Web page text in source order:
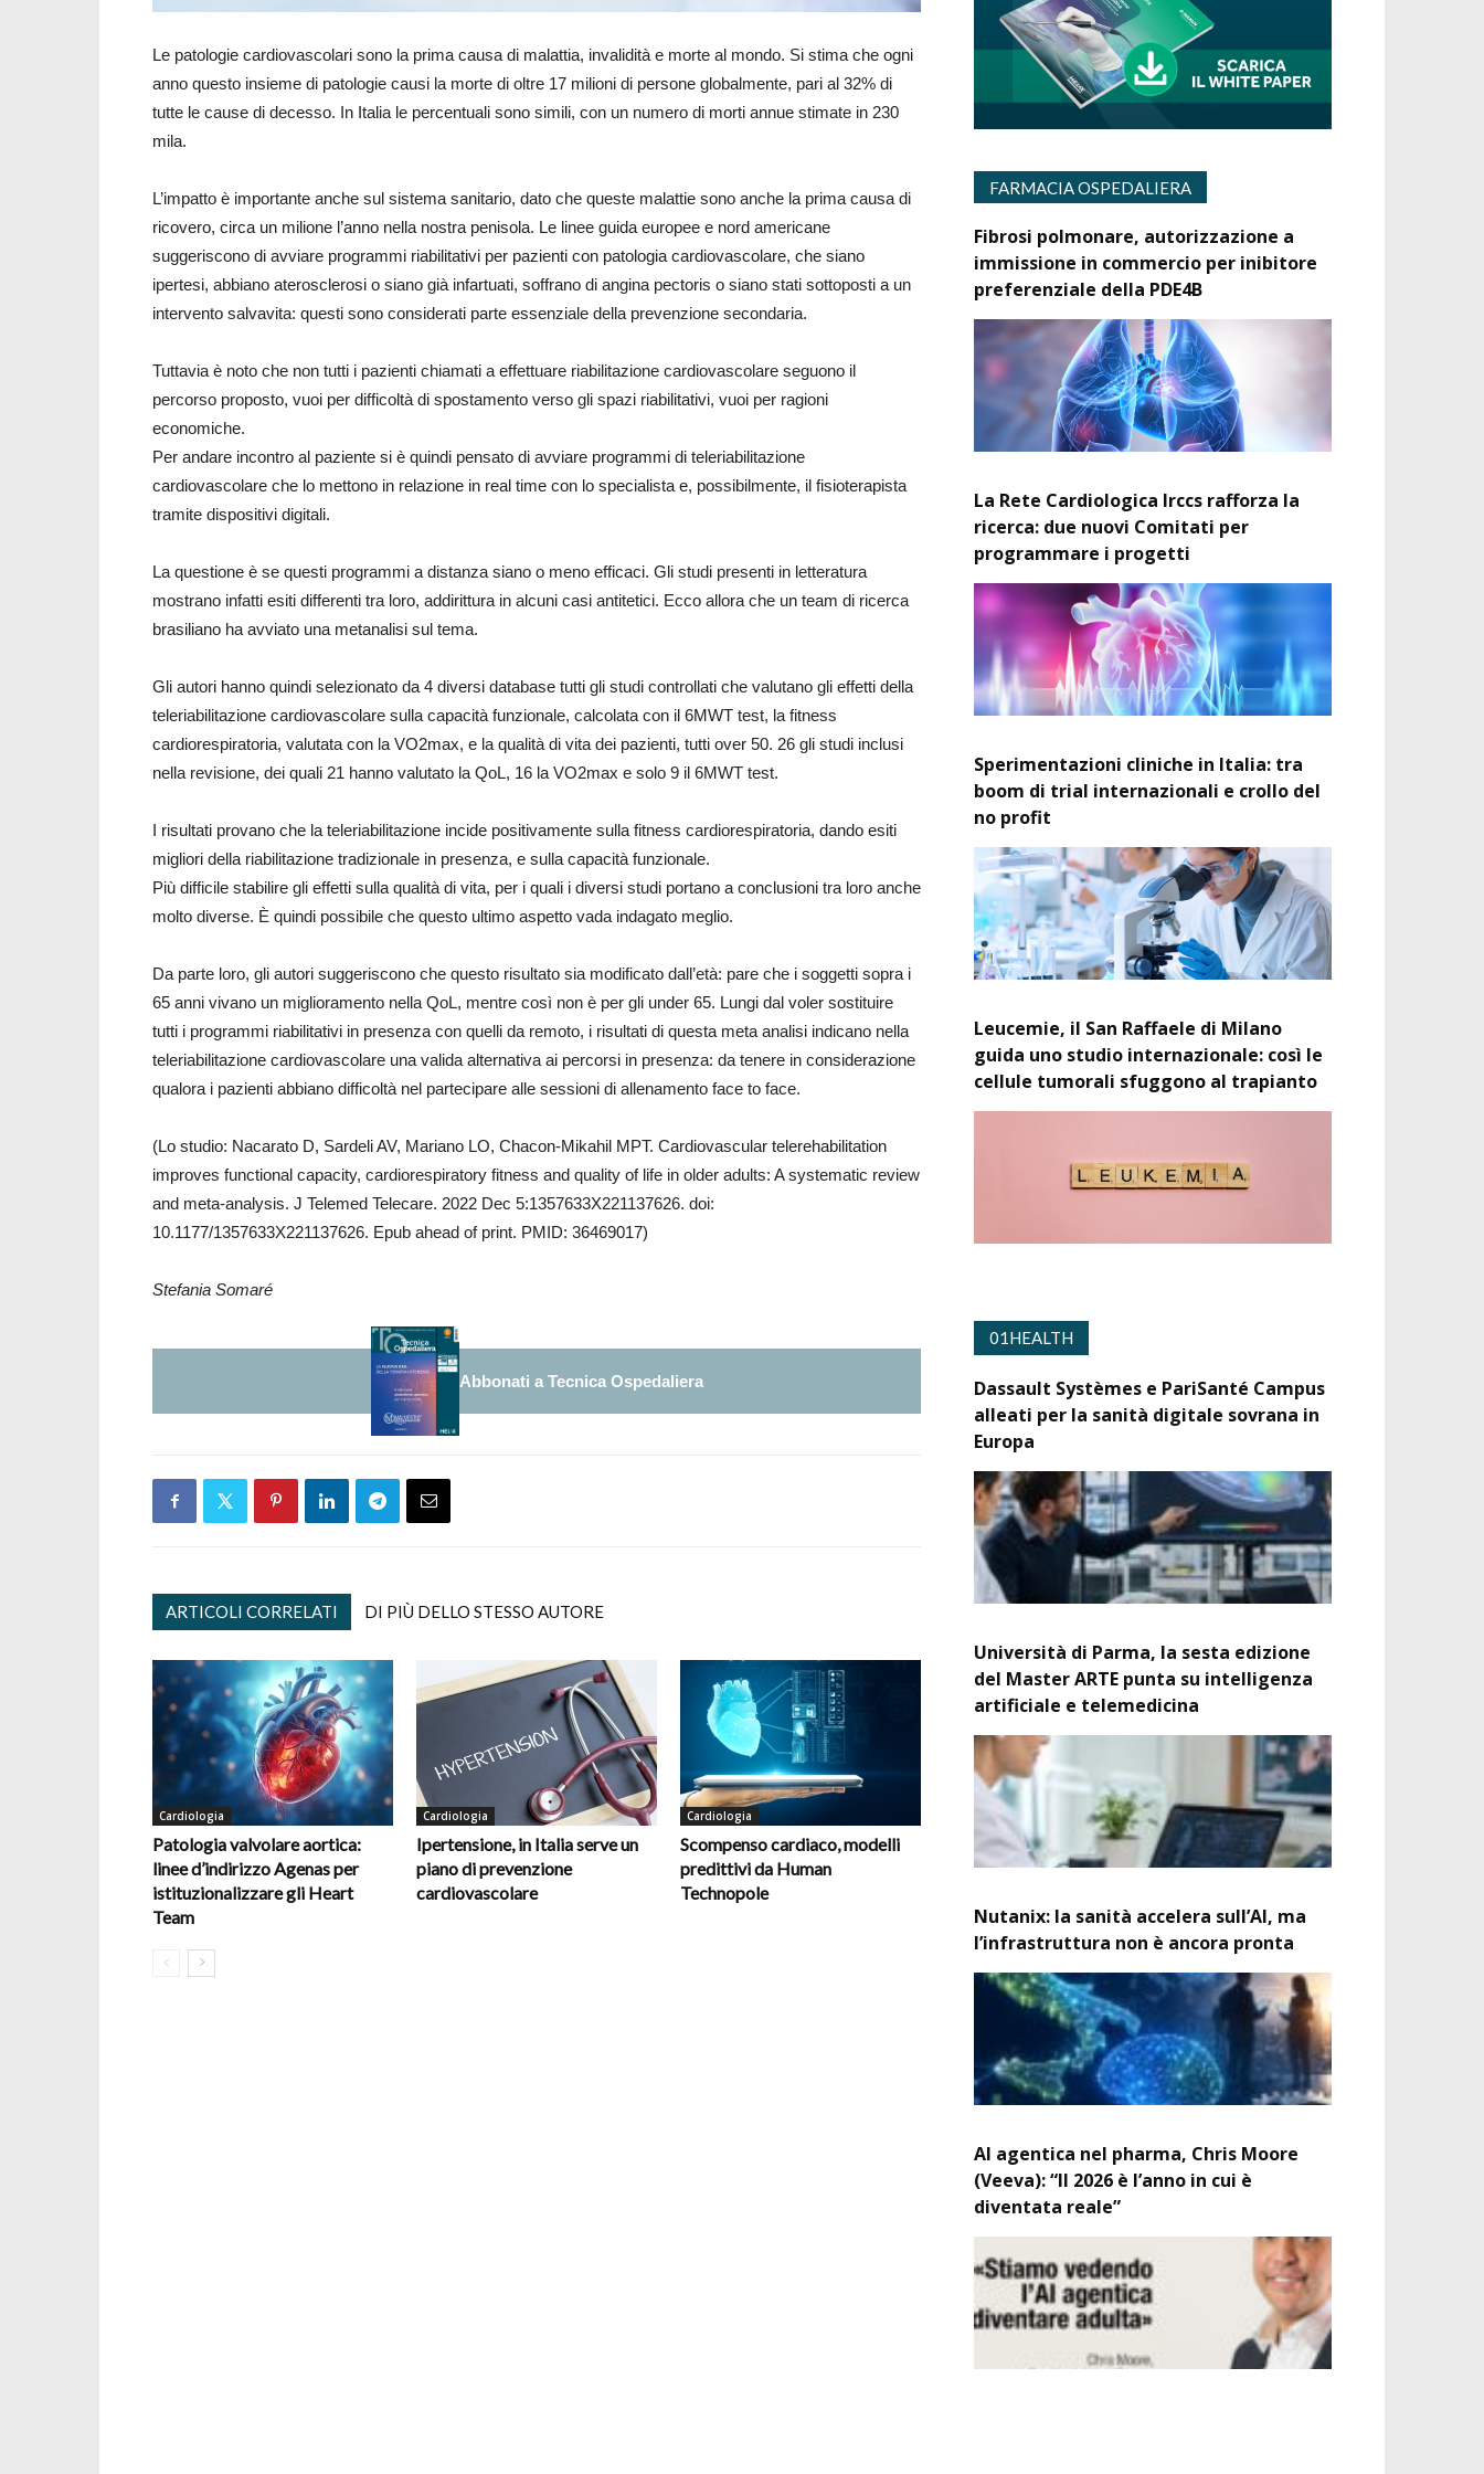
Le patologie cardiovascolari sono la prima causa di malattia, invalidità e morte al mondo. Si stima che ogni
anno questo insieme di patologie causi la morte di oltre 17 milioni di persone globalmente, pari al 32% di
tutte le cause di decesso. In Italia le percentuali sono simili, con un numero di morti annue stimate in 230
mila.
L’impatto è importante anche sul sistema sanitario, dato che queste malattie sono anche la prima causa di
ricovero, circa un milione l’anno nella nostra penisola. Le linee guida europee e nord americane
suggeriscono di avviare programmi riabilitativi per pazienti con patologia cardiovascolare, che siano
ipertesi, abbiano aterosclerosi o siano già infartuati, soffrano di angina pectoris o siano stati sottoposti a un
intervento salvavita: questi sono considerati parte essenziale della prevenzione secondaria.
Tuttavia è noto che non tutti i pazienti chiamati a effettuare riabilitazione cardiovascolare seguono il
percorso proposto, vuoi per difficoltà di spostamento verso gli spazi riabilitativi, vuoi per ragioni
economiche.
Per andare incontro al paziente si è quindi pensato di avviare programmi di teleriabilitazione
cardiovascolare che lo mettono in relazione in real time con lo specialista e, possibilmente, il fisioterapista
tramite dispositivi digitali.
La questione è se questi programmi a distanza siano o meno efficaci. Gli studi presenti in letteratura
mostrano infatti esiti differenti tra loro, addirittura in alcuni casi antitetici. Ecco allora che un team di ricerca
brasiliano ha avviato una metanalisi sul tema.
Gli autori hanno quindi selezionato da 4 diversi database tutti gli studi controllati che valutano gli effetti della
teleriabilitazione cardiovascolare sulla capacità funzionale, calcolata con il 6MWT test, la fitness
cardiorespiratoria, valutata con la VO2max, e la qualità di vita dei pazienti, tutti over 50. 26 gli studi inclusi
nella revisione, dei quali 21 hanno valutato la QoL, 16 la VO2max e solo 9 il 6MWT test.
I risultati provano che la teleriabilitazione incide positivamente sulla fitness cardiorespiratoria, dando esiti
migliori della riabilitazione tradizionale in presenza, e sulla capacità funzionale.
Più difficile stabilire gli effetti sulla qualità di vita, per i quali i diversi studi portano a conclusioni tra loro anche
molto diverse. È quindi possibile che questo ultimo aspetto vada indagato meglio.
Da parte loro, gli autori suggeriscono che questo risultato sia modificato dall’età: pare che i soggetti sopra i
65 anni vivano un miglioramento nella QoL, mentre così non è per gli under 65. Lungi dal voler sostituire
tutti i programmi riabilitativi in presenza con quelli da remoto, i risultati di questa meta analisi indicano nella
teleriabilitazione cardiovascolare una valida alternativa ai percorsi in presenza: da tenere in considerazione
qualora i pazienti abbiano difficoltà nel partecipare alle sessioni di allenamento face to face.
(Lo studio: Nacarato D, Sardeli AV, Mariano LO, Chacon-Mikahil MPT. Cardiovascular telerehabilitation
improves functional capacity, cardiorespiratory fitness and quality of life in older adults: A systematic review
and meta-analysis. J Telemed Telecare. 2022 Dec 5:1357633X221137626. doi:
10.1177/1357633X221137626. Epub ahead of print. PMID: 36469017)
Stefania Somaré
Abbonati a Tecnica Ospedaliera
ARTICOLI CORRELATI DI PIÙ DELLO STESSO AUTORE
Cardiologia
Patologia valvolare aortica:
linee d’indirizzo Agenas per
istituzionalizzare gli Heart
Team
Cardiologia
Ipertensione, in Italia serve un
piano di prevenzione
cardiovascolare
Cardiologia
Scompenso cardiaco, modelli
predittivi da Human
Technopole
FARMACIA OSPEDALIERA
Fibrosi polmonare, autorizzazione a
immissione in commercio per inibitore
preferenziale della PDE4B
La Rete Cardiologica Irccs rafforza la
ricerca: due nuovi Comitati per
programmare i progetti
Sperimentazioni cliniche in Italia: tra
boom di trial internazionali e crollo del
no profit
Leucemie, il San Raffaele di Milano
guida uno studio internazionale: così le
cellule tumorali sfuggono al trapianto
01HEALTH
Dassault Systèmes e PariSanté Campus
alleati per la sanità digitale sovrana in
Europa
Università di Parma, la sesta edizione
del Master ARTE punta su intelligenza
artificiale e telemedicina
Nutanix: la sanità accelera sull’AI, ma
l’infrastruttura non è ancora pronta
AI agentica nel pharma, Chris Moore
(Veeva): “Il 2026 è l’anno in cui è
diventata reale”